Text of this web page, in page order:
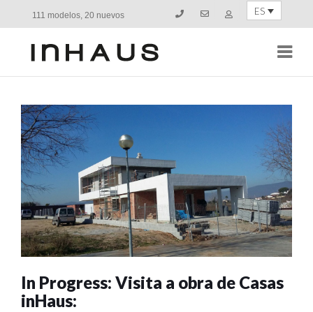
111 modelos, 20 nuevos ES
In Progress: Visita a obra de Casas
inHaus: